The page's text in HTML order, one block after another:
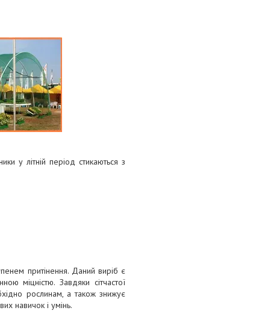
у літній період стикаються з
притінення. Даний виріб є
міцністю. Завдяки сітчастої
рослинам, а також знижує
навичок і умінь.